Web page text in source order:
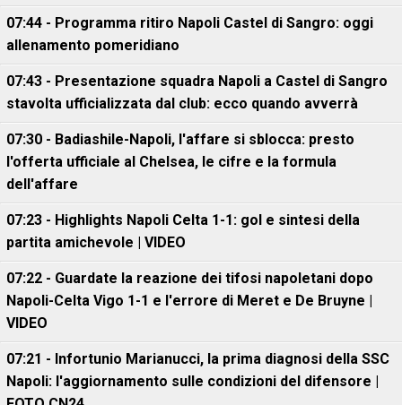
07:44 - Programma ritiro Napoli Castel di Sangro: oggi
allenamento pomeridiano
07:43 - Presentazione squadra Napoli a Castel di Sangro
stavolta ufficializzata dal club: ecco quando avverrà
07:30 - Badiashile-Napoli, l'affare si sblocca: presto
l'offerta ufficiale al Chelsea, le cifre e la formula
dell'affare
07:23 - Highlights Napoli Celta 1-1: gol e sintesi della
partita amichevole | VIDEO
07:22 - Guardate la reazione dei tifosi napoletani dopo
Napoli-Celta Vigo 1-1 e l'errore di Meret e De Bruyne |
VIDEO
07:21 - Infortunio Marianucci, la prima diagnosi della SSC
Napoli: l'aggiornamento sulle condizioni del difensore |